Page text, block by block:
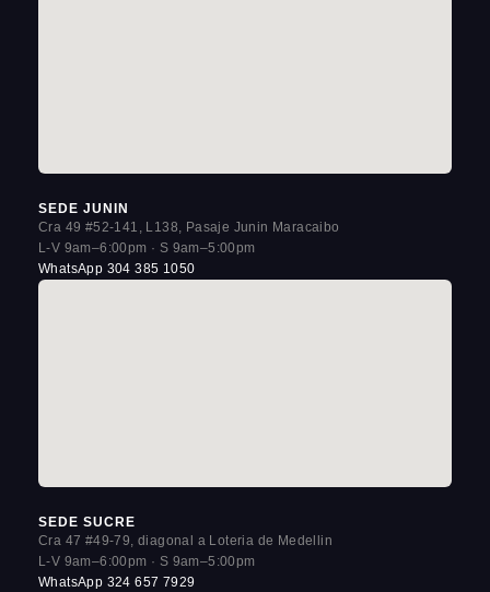
SEDE JUNIN
Cra 49 #52-141, L138, Pasaje Junin Maracaibo
L-V 9am–6:00pm · S 9am–5:00pm
WhatsApp 304 385 1050
SEDE SUCRE
Cra 47 #49-79, diagonal a Loteria de Medellin
L-V 9am–6:00pm · S 9am–5:00pm
WhatsApp 324 657 7929